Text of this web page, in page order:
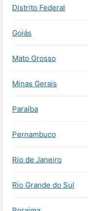
Distrito Federal
Goiás
Mato Grosso
Minas Gerais
Paraíba
Pernambuco
Rio de Janeiro
Rio Grande do Sul